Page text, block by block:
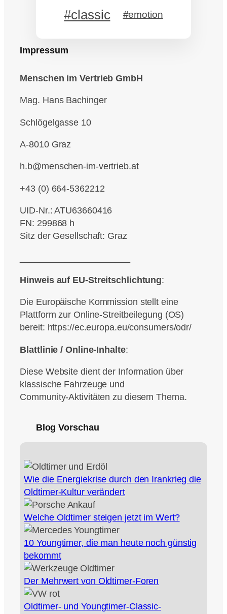
#classic #emotion
Impressum
Menschen im Vertrieb GmbH
Mag. Hans Bachinger
Schlögelgasse 10
A-8010 Graz
h.b@menschen-im-vertrieb.at
+43 (0) 664-5362212
UID-Nr.: ATU63660416
FN: 299868 h
Sitz der Gesellschaft: Graz
Hinweis auf EU-Streitschlichtung:
Die Europäische Kommission stellt eine
Plattform zur Online‑Streitbeilegung (OS)
bereit: https://ec.europa.eu/consumers/odr/
Blattlinie / Online-Inhalte:
Diese Website dient der Information über
klassische Fahrzeuge und
Community‑Aktivitäten zu diesem Thema.
Blog Vorschau
Wie die Energiekrise durch den Irankrieg die
Oldtimer‑Kultur verändert
Welche Oldtimer steigen jetzt im Wert?
10 Youngtimer, die man heute noch günstig
bekommt
Der Mehrwert von Oldtimer-Foren
Oldtimer- und Youngtimer-Classic-